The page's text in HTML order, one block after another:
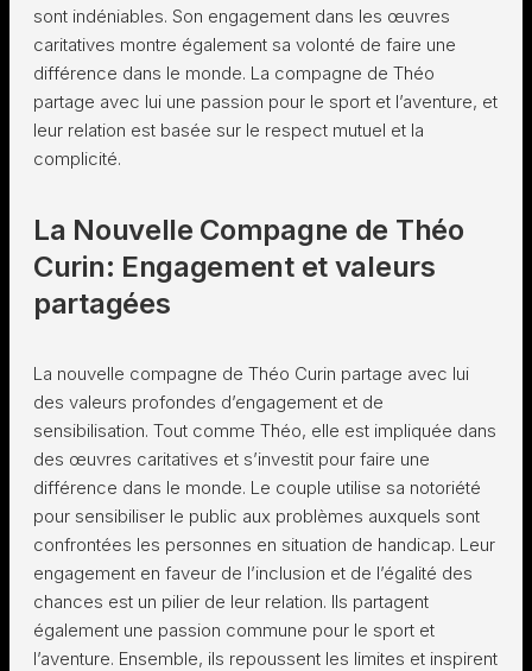
sont indéniables. Son engagement dans les œuvres
caritatives montre également sa volonté de faire une
différence dans le monde. La compagne de Théo
partage avec lui une passion pour le sport et l’aventure, et
leur relation est basée sur le respect mutuel et la
complicité.
La Nouvelle Compagne de Théo
Curin: Engagement et valeurs
partagées
La nouvelle compagne de Théo Curin partage avec lui
des valeurs profondes d’engagement et de
sensibilisation. Tout comme Théo, elle est impliquée dans
des œuvres caritatives et s’investit pour faire une
différence dans le monde. Le couple utilise sa notoriété
pour sensibiliser le public aux problèmes auxquels sont
confrontées les personnes en situation de handicap. Leur
engagement en faveur de l’inclusion et de l’égalité des
chances est un pilier de leur relation. Ils partagent
également une passion commune pour le sport et
l’aventure. Ensemble, ils repoussent les limites et inspirent